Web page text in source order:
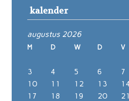
kalender
augustus 2026
M D W D V
3
4 5 6 7
10
11 12 13
17
18 19 20 21